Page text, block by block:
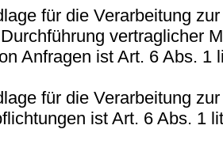
für die Verarbeitung
vertraglicher
Anfragen ist Art. 6 Abs. 1
für die Verarbeitung
ist Art. 6 Abs. 1